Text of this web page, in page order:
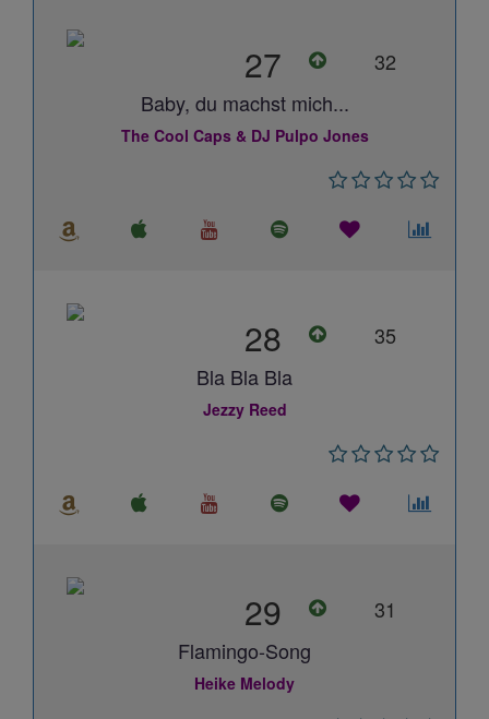
27
32
Baby, du machst mich...
The Cool Caps & DJ Pulpo Jones
28
35
Bla Bla Bla
Jezzy Reed
29
31
Flamingo-Song
Heike Melody